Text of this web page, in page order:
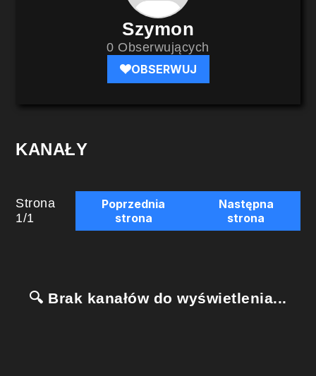
Szymon
0 Obserwujących
OBSERWUJ
KANAŁY
Strona
1/1
Poprzednia
strona
Następna
strona
🔍 Brak kanałów do wyświetlenia...